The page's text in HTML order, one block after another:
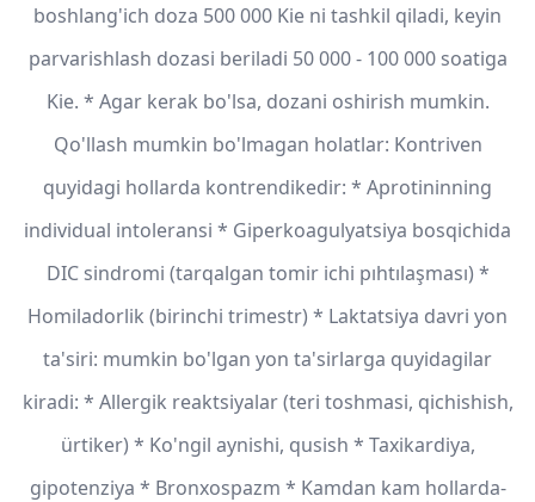
boshlang'ich doza 500 000 Kie ni tashkil qiladi, keyin
parvarishlash dozasi beriladi 50 000 - 100 000 soatiga
Kie. * Agar kerak bo'lsa, dozani oshirish mumkin.
Qo'llash mumkin bo'lmagan holatlar: Kontriven
quyidagi hollarda kontrendikedir: * Aprotininning
individual intoleransi * Giperkoagulyatsiya bosqichida
DIC sindromi (tarqalgan tomir ichi pıhtılaşması) *
Homiladorlik (birinchi trimestr) * Laktatsiya davri yon
ta'siri: mumkin bo'lgan yon ta'sirlarga quyidagilar
kiradi: * Allergik reaktsiyalar (teri toshmasi, qichishish,
ürtiker) * Ko'ngil aynishi, qusish * Taxikardiya,
gipotenziya * Bronxospazm * Kamdan kam hollarda-